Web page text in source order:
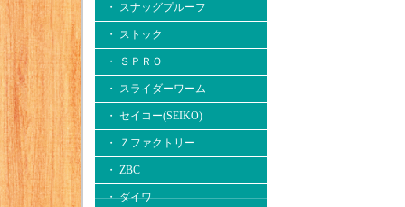
・ スナッグプルーフ
・ ストック
・ ＳＰＲＯ
・ スライダーワーム
・ セイコー(SEIKO)
・ Ｚファクトリー
・ ZBC
・ ダイワ